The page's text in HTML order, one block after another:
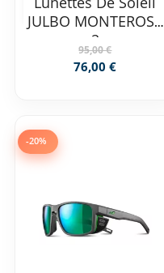
JULBO MONTEROSA
2
95,00 €
76,00 €
-20%